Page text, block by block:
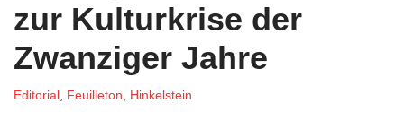
zur Kulturkrise der
Zwanziger Jahre
Editorial , Feuilleton, Hinkelstein